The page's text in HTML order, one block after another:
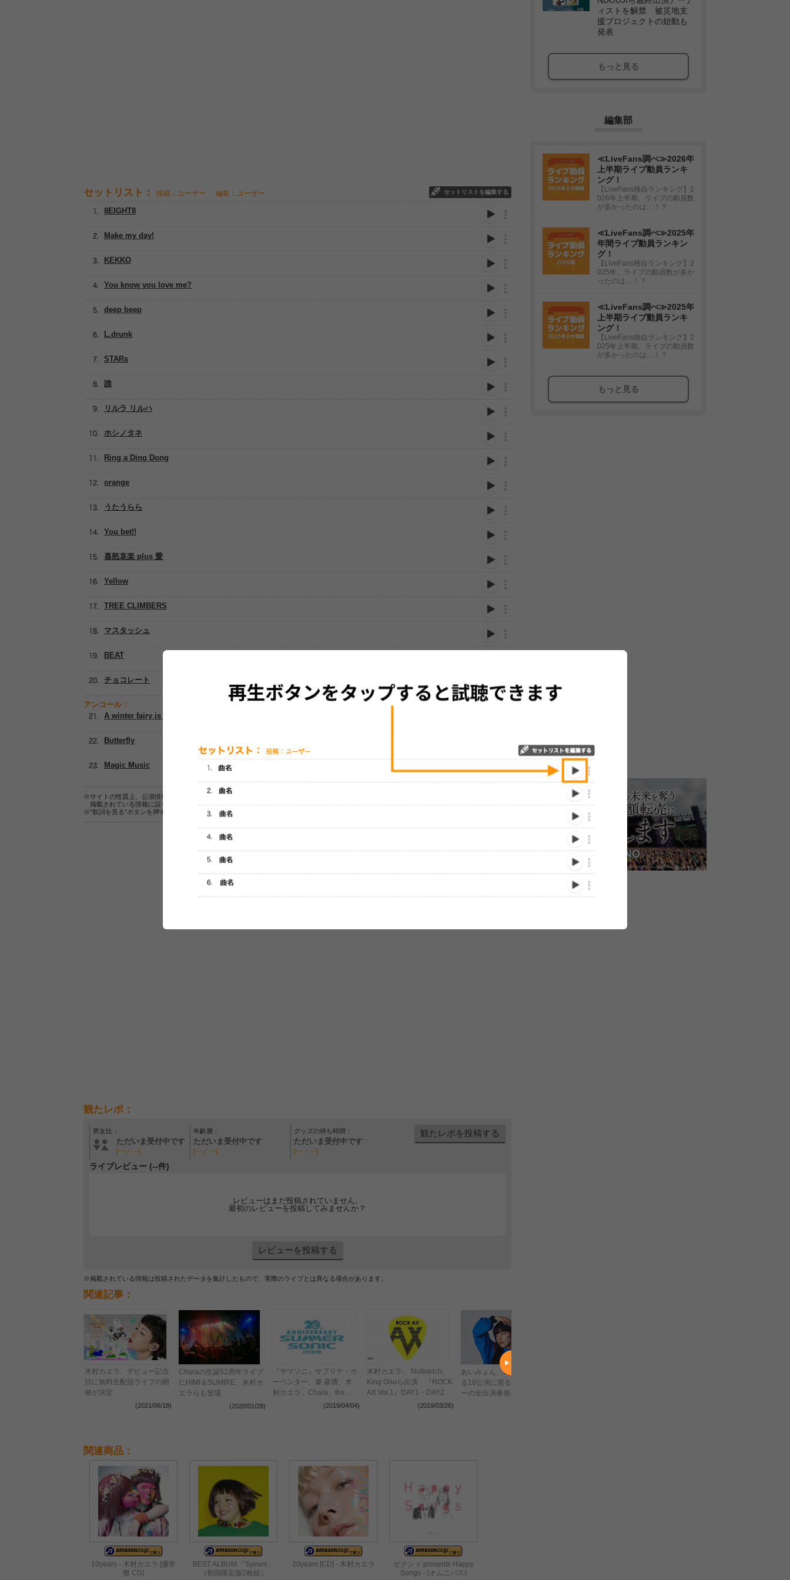
セットリスト： 投稿：ユーザー 編集：ユーザー セットリストを編集する
リルラ リルハ
Make my day!
deep beep
You know you love me?
KEKKO
誰
STARs
L.drunk
8EIGHT8
ホシノタネ
Ring a Ding Dong
orange
うたうらら
You bet!!
喜怒哀楽 plus 愛
Yellow
TREE CLIMBERS
マスタッシュ
BEAT
チョコレート
アンコール：
A winter fairy is melting a snowman
Butterfly
Magic Music
※サイトの性質上、公演情報およびセットリスト情報の正確性は保証されませんので、あらかじめご了承ください。
掲載されている情報に誤りがある場合は、
こちら
よりご連絡をお願い致します。
※“歌詞を見る”ボタンを押すと、株式会社ページワンが運営する歌詞サイト「
観たレポ：
男女比：
ただいま受付中です
[---／---]
年齢層：
ただいま受付中です
[---／---]
グッズの待ち時間：
ただいま受付中です
[---／---]
観たレポを投稿する
ライブレビュー (--件)
レビューはまだ投稿されていません。
最初のレビューを投稿してみませんか？
レビューを投稿する
※掲載されている情報は投稿されたデータを集計したもので、実際のライブとは異なる場合があります。
関連記事：
木村カエラ、デビュー記念
日に無料生配信ライブの開
催が決定
(2021/06/18)
Charaの生誕52周年ライブ
にHIMI＆SUMIRE、木村カ
エラらも登場
(2020/01/28)
『サマソニ』サブリナ・カ
ーペンター、秦 基博、木
村カエラ、Chara、the
telephonesら追加出演アー
(2019/04/04)
木村カエラ、 Nulbarich、
King Gnuら出演 『ROCK
AX Vol.1』DAY1・DAY2を
来週テレビ初放送(2019/03/26)
あいみょん、5月から始ま
る10公演に渡る対バンツア
ーの全出演者発表！さらに
関連商品：
10years - 木村カエラ [通常
盤 CD]
BEST ALBUM 「5years」
（初回限定版2枚組）
20years [CD] - 木村カエラ
ゼクシィ presents Happy
Songs - (オムニバス)
ィストを解禁 被災地支
援プロジェクトの始動も
発表
もっと見る
編集部
≪LiveFans調べ≫2026年
上半期ライブ動員ランキ
ング！
【LiveFans独自ランキング】2
026年上半期、ライブの動員数
が多かったのは…！？
≪LiveFans調べ≫2025年
年間ライブ動員ランキン
グ！
【LiveFans独自ランキング】2
025年、ライブの動員数が多か
ったのは…！？
≪LiveFans調べ≫2025年
上半期ライブ動員ランキ
ング！
【LiveFans独自ランキング】2
025年上半期、ライブの動員数
が多かったのは…！？
もっと見る